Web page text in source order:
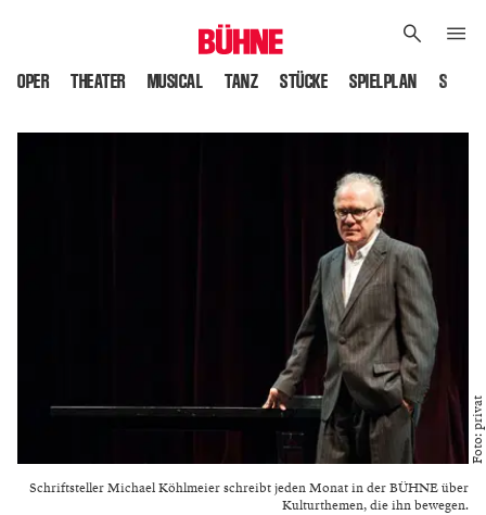
OPER THEATER MUSICAL TANZ STÜCKE SPIELPLAN
Schriftsteller Michael Köhlmeier schreibt jeden Monat in der BÜHNE über
Kulturthemen, die ihn bewegen.
Foto: privat